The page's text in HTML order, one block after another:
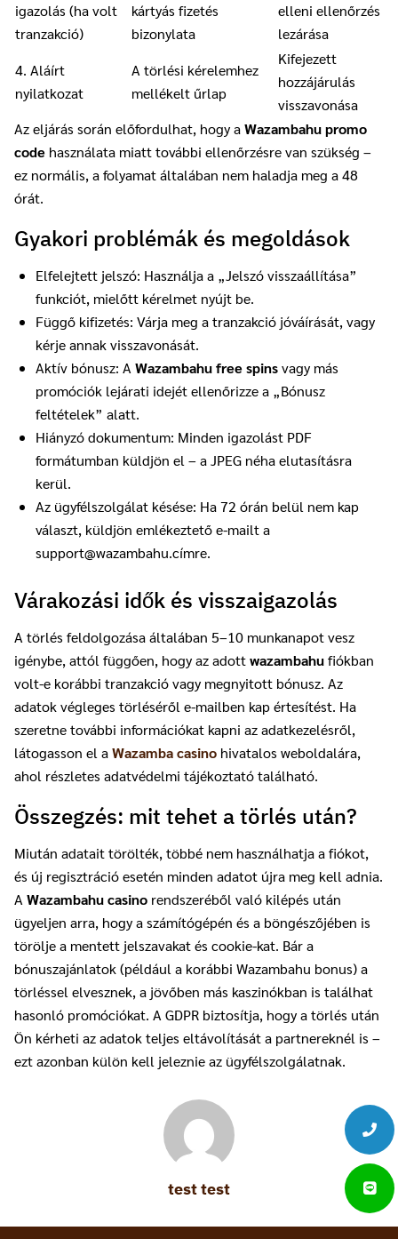
igazolás (ha volt
tranzakció)
kártyás fizetés
bizonylata
elleni ellenőrzés
lezárása
4. Aláírt
nyilatkozat
A törlési kérelemhez
mellékelt űrlap
Kifejezett
hozzájárulás
visszavonása
Az eljárás során előfordulhat, hogy aWazambahu promo
code használata miatt további ellenőrzésre van szükség –
ez normális, a folyamat általában nem haladja meg a 48
órát.
Gyakori problémák és megoldások
Elfelejtett jelszó: Használja a „Jelszó visszaállítása”
funkciót, mielőtt kérelmet nyújt be.
Függő kifizetés: Várja meg a tranzakció jóváírását, vagy
kérje annak visszavonását.
Aktív bónusz: AWazambahu free spinsvagy más
promóciók lejárati idejét ellenőrizze a „Bónusz
feltételek” alatt.
Hiányzó dokumentum: Minden igazolást PDF
formátumban küldjön el – a JPEG néha elutasításra
kerül.
Az ügyfélszolgálat késése: Ha 72 órán belül nem kap
választ, küldjön emlékeztető e-mailt a
support@wazambahu.címre.
Várakozási idők és visszaigazolás
A törlés feldolgozása általában 5–10 munkanapot vesz
igénybe, attól függően, hogy az adottwazambahufiókban
volt-e korábbi tranzakció vagy megnyitott bónusz. Az
adatok végleges törléséről e-mailben kap értesítést. Ha
szeretne további információkat kapni az adatkezelésről,
látogasson el aWazamba casino hivatalos weboldalára,
ahol részletes adatvédelmi tájékoztató található.
Összegzés: mit tehet a törlés után?
Miután adatait törölték, többé nem használhatja a fiókot,
és új regisztráció esetén minden adatot újra meg kell adnia.
AWazambahu casino rendszeréből való kilépés után
ügyeljen arra, hogy a számítógépén és a böngészőjében is
törölje a mentett jelszavakat és cookie-kat. Bár a
bónuszajánlatok (például a korábbi Wazambahu bonus) a
törléssel elvesznek, a jövőben más kaszinókban is találhat
hasonló promóciókat. A GDPR biztosítja, hogy a törlés után
Ön kérheti az adatok teljes eltávolítását a partnereknél is –
ezt azonban külön kell jeleznie az ügyfélszolgálatnak.
test test